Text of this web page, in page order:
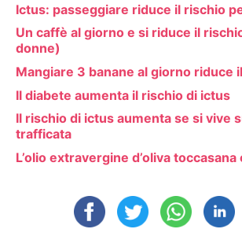
Ictus: passeggiare riduce il rischio
Un caffè al giorno e si riduce il
donne)
Mangiare 3 banane al giorno riduce
Il diabete aumenta il rischio di ictus
Il rischio di ictus aumenta se si vive
trafficata
L’olio extravergine d’oliva